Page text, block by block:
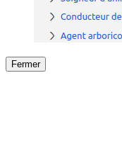
Fermer